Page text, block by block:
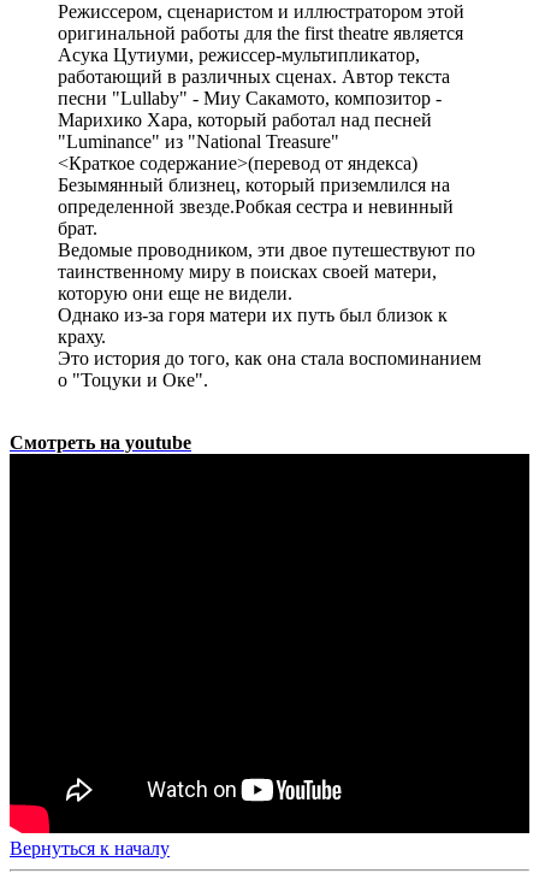
Режиссером, сценаристом и иллюстратором этой
оригинальной работы для the first theatre является
Асука Цутиуми, режиссер-мультипликатор,
работающий в различных сценах. Автор текста
песни "Lullaby" - Миу Сакамото, композитор -
Марихико Хара, который работал над песней
"Luminance" из "National Treasure"
<Краткое содержание>(перевод от яндекса)
Безымянный близнец, который приземлился на
определенной звезде.Робкая сестра и невинный
брат.
Ведомые проводником, эти двое путешествуют по
таинственному миру в поисках своей матери,
которую они еще не видели.
Однако из-за горя матери их путь был близок к
краху.
Это история до того, как она стала воспоминанием
о "Тоцуки и Оке".
Смотреть на youtube
Вернуться к началу